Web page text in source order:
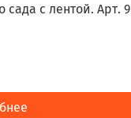
сада с лентой. Арт. 9